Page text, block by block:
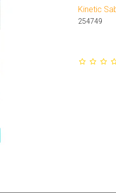
Kinetic
254749